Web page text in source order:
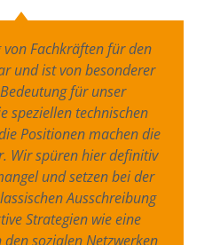
von Fachkräften für den
und ist von besonderer
für unser
speziellen technischen
Positionen machen die
Wir spüren hier definitiv
und setzen bei der
Ausschreibung
Strategien wie eine
sozialen Netzwerken